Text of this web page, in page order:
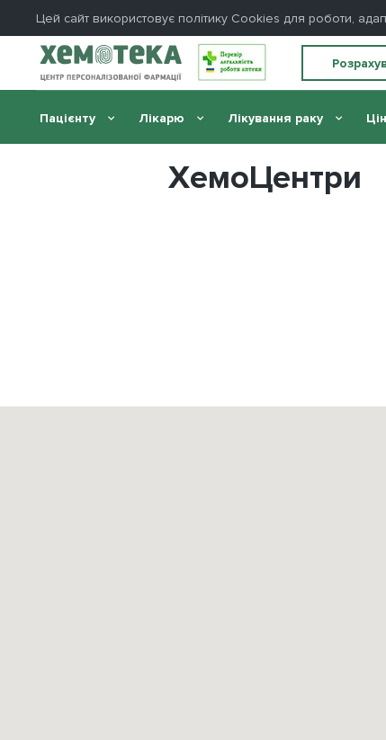
Цей сайт використовує політику Cookies для роботи,
Пацієнту Лікарю Лікування раку
ХемоЦентри